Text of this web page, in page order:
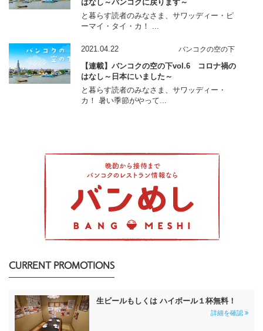
はなし～バンコクに戻ります～
と暮らす読者のみなさま、サワッディー・ピ
ーマイ・タイ・カ！ ...
2021.04.22 バンコクの空の下
【連載】バンコクの空の下vol.6 コロナ禍の
はなし～日本にいました～
と暮らす読者のみなさま、サワッディー・
カ！ 暑い季節がやって...
CURRENT PROMOTIONS
生ビールもしくは ハイボール１杯無料！
詳細を確認